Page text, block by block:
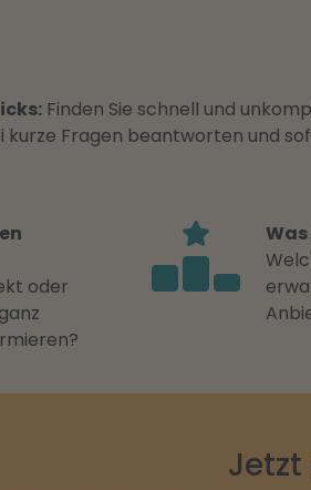
Finden Sie schnell und
Fragen beantworten und
oder
Was